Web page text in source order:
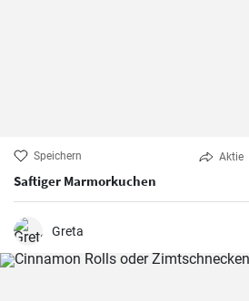
Speichern Aktie
Saftiger Marmorkuchen
Greta